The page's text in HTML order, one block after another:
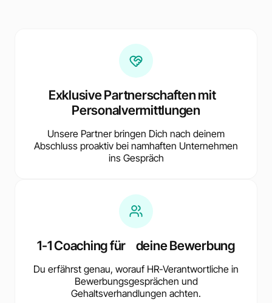
Exklusive Partnerschaften mit
Personalvermittlungen
Unsere Partner bringen Dich nach deinem
Abschluss proaktiv bei namhaften Unternehmen
ins Gespräch
1-1 Coaching für deine Bewerbung
Du erfährst genau, worauf HR-Verantwortliche in
Bewerbungsgesprächen und
Gehaltsverhandlungen achten.